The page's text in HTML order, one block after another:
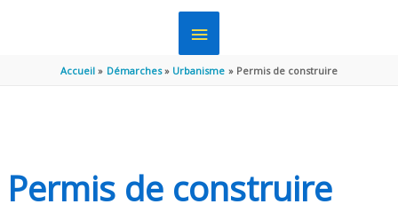
MENU
PRINCIPAL
Accueil Démarches Urbanisme Permis de construire
Permis de construire